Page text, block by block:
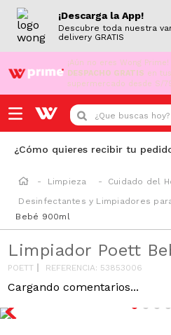
¡Descarga la App!
Descubre toda nuestra
delivery GRATIS
¡Aún no eres Wong Prime!
DESPACHO GRATIS en
supermercado desde S/
¿Que buscas hoy?
¿Cómo quieres recibir tu
Limpieza
Cuidado del
Desinfectantes y Limpiadores
Bebé 900ml
Limpiador Poett
POETT REFERENCIA: 53853006